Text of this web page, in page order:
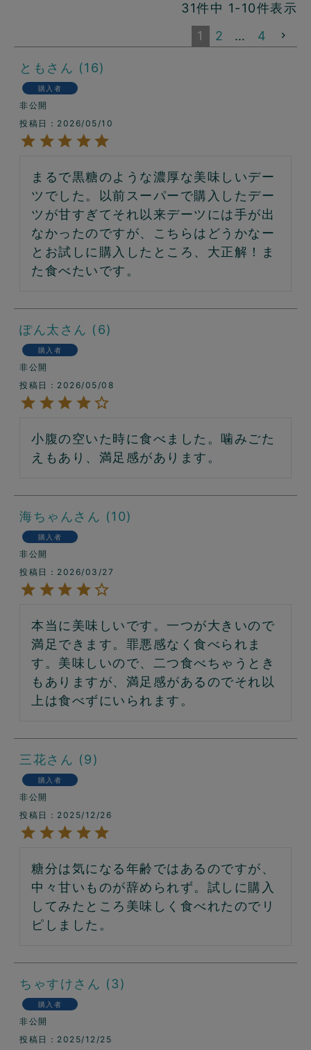
31件中 1-10件表示
1
2 … 4
とも 16
購入者
非公開
投稿日
2026/05/10
まるで黒糖のような濃厚な美味しいデー
ツでした。以前スーパーで購入したデー
ツが甘すぎてそれ以来デーツには手が出
なかったのですが、こちらはどうかなー
とお試しに購入したところ、大正解！ま
た食べたいです。
ぽん太 6
購入者
非公開
投稿日
2026/05/08
小腹の空いた時に食べました。噛みごた
えもあり、満足感があります。
海ちゃん 10
購入者
非公開
投稿日
2026/03/27
本当に美味しいです。一つが大きいので
満足できます。罪悪感なく食べられま
す。美味しいので、二つ食べちゃうとき
もありますが、満足感があるのでそれ以
上は食べずにいられます。
三花 9
購入者
非公開
投稿日
2025/12/26
糖分は気になる年齢ではあるのですが、
中々甘いものが辞められず。試しに購入
してみたところ美味しく食べれたのでリ
ピしました。
ちゃすけ 3
購入者
非公開
投稿日
2025/12/25